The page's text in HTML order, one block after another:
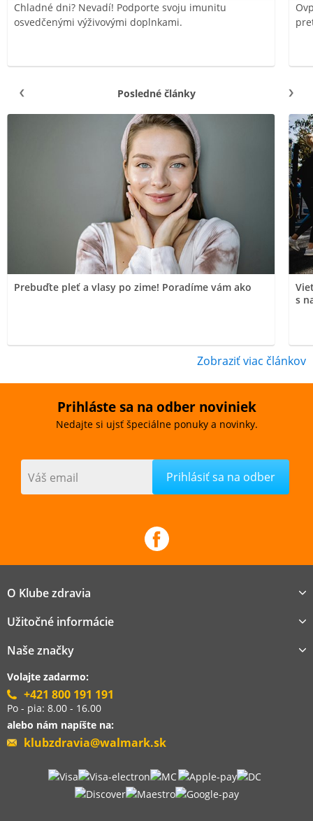
Chladné dni? Nevadí! Podporte svoju imunitu
osvedčenými výživovými doplnkami.
Posledné články
Prebuďte pleť a vlasy po zime! Poradíme vám ako
s
Zobraziť viac článkov
Prihláste sa na odber noviniek
Nedajte si ujsť špeciálne ponuky a novinky.
Váš email
O Klube zdravia
Užitočné informácie
Naše značky
Volajte zadarmo:
+421 800 191 191
Po - pia: 8.00 - 16.00
alebo nám napíšte na:
klubzdravia@walmark.sk